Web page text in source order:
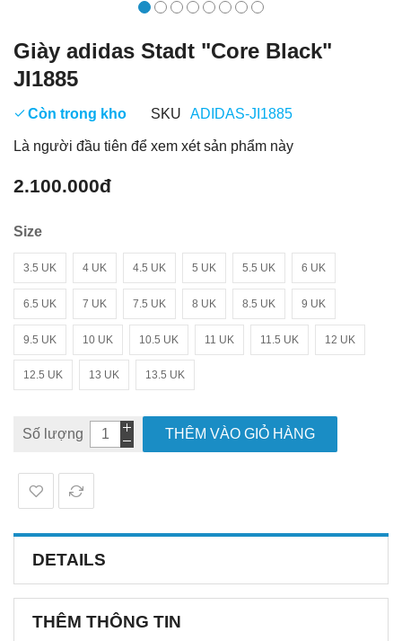
Giày adidas Stadt "Core Black"
JI1885
Còn trong kho SKU ADIDAS-JI1885
Là người đầu tiên để xem xét sản phẩm này
2.100.000đ
Size
3.5 UK 4 UK 4.5 UK 5 UK 5.5 UK 6 UK
6.5 UK 7 UK 7.5 UK 8 UK 8.5 UK 9 UK
9.5 UK 10 UK 10.5 UK 11 UK 11.5 UK 12 UK
12.5 UK 13 UK 13.5 UK
Số lượng THÊM VÀO GIỎ HÀNG
DETAILS
THÊM THÔNG TIN